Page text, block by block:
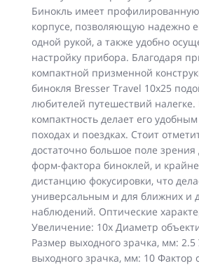
Бинокль имеет профилированную
корпусе, позволяющую надежно
одной рукой, а также удобно
настройку прибора. Благодаря
компактной призменной
бинокля Bresser Travel 10x25
любителей путешествий
компактность делает его
походах и поездках. Стоит
достаточно большое поле зрения
форм-фактора биноклей, и
дистанцию фокусировки, что
универсальным и для ближних и
наблюдений. Оптические
Увеличение: 10x Диаметр
Размер выходного зрачка, мм: 2.5
выходного зрачка, мм: 10 Фактор